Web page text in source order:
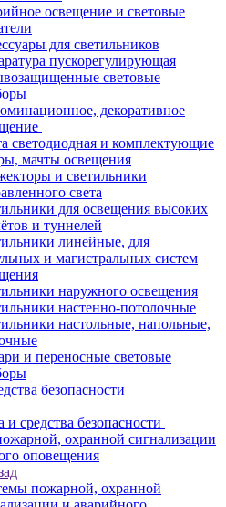
освещение и световые
для светильников
пускорегулирующая
световые
декоративное
светодиодная и комплектующие
мачты освещения
и светильники
света
для освещения высоких
и туннелей
линейные, для
и магистральных систем
наружного освещения
настенно-потолочные
настольные, напольные,
и переносные световые
безопасности
и средства безопасности
охранной сигнализации
оповещения
пожарной, охранной